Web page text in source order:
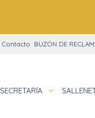
Contacto BUZÓN DE
SECRETARÍA